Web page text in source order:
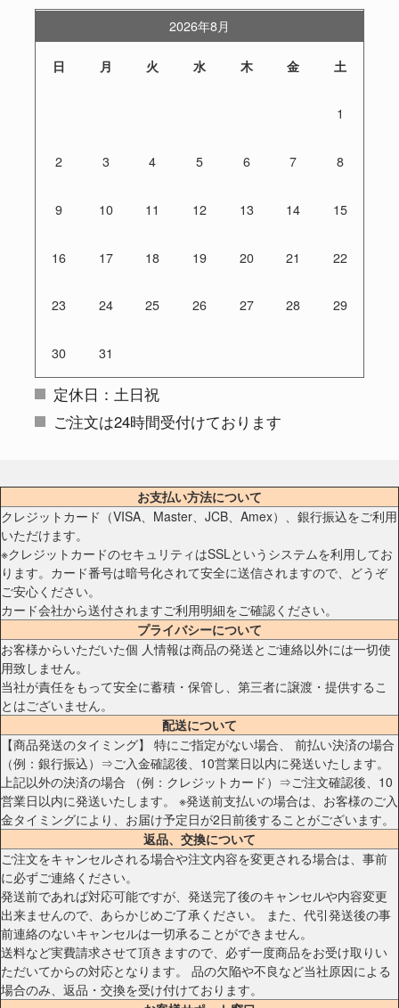
2026年8月
日 月 火 水 木 金 土
1
2 3 4 5 6 7 8
9 10 11 12 13 14 15
16 17 18 19 20 21 22
23 24 25 26 27 28 29
30 31
定休日：土日祝
ご注文は24時間受付けております
お支払い方法について
クレジットカード（VISA、Master、JCB、Amex）、銀行振込をご利用
いただけます。
※クレジットカードのセキュリティはSSLというシステムを利用してお
ります。カード番号は暗号化されて安全に送信されますので、どうぞ
ご安心ください。
カード会社から送付されますご利用明細をご確認ください。
プライバシーについて
お客様からいただいた個 人情報は商品の発送とご連絡以外には一切使
用致しません。
当社が責任をもって安全に蓄積・保管し、第三者に譲渡・提供するこ
とはございません。
配送について
【商品発送のタイミング】 特にご指定がない場合、 前払い決済の場合
（例：銀行振込）⇒ご入金確認後、10営業日以内に発送いたします。
上記以外の決済の場合 （例：クレジットカード）⇒ご注文確認後、10
営業日以内に発送いたします。 ※発送前支払いの場合は、お客様のご入
金タイミングにより、お届け予定日が2日前後することがございます。
返品、交換について
ご注文をキャンセルされる場合や注文内容を変更される場合は、事前
に必ずご連絡ください。
発送前であれば対応可能ですが、発送完了後のキャンセルや内容変更
出来ませんので、あらかじめご了承ください。 また、代引発送後の事
前連絡のないキャンセルは一切承ることができません。
送料など実費請求させて頂きますので、必ず一度商品をお受け取りい
ただいてからの対応となります。 品の欠陥や不良など当社原因による
場合のみ、返品・交換を受け付けております。